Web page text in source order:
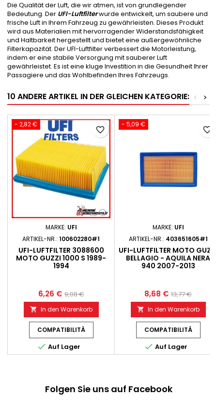
Die Qualität der Luft, die wir atmen, ist von grundlegender
Bedeutung. Der UFI-Luftfilterwurde entwickelt, um saubere und
frische Luft in Ihrem Fahrzeug zu gewährleisten. Dieses Produkt
wird aus Materialien mit hervorragender Widerstandsfähigkeit
und Haltbarkeit hergestellt und bietet eine außergewöhnliche
Filterkapazität. Der UFI-Luftfilter verbessert die Motorleistung,
indem er eine stabile Versorgung mit sauberer Luft
gewährleistet. Es ist eine kluge Investition in die Gesundheit Ihrer
Passagiere und das Wohlbefinden Ihres Fahrzeugs.
10 ANDERE ARTIKEL IN DER GLEICHEN KATEGORIE: >
<
- 2,82 €
MARKE: UFI
ARTIKEL-NR.: 100602280#1
UFI-LUFTFILTER 3088600
MOTO GUZZI 1000 S 1989-
1994
6,26 € 9,08 €
 In den Warenkorb
COMPATIBILITÀ
 Auf Lager
favorite_border
- 5,09 €
MARKE: UFI
ARTIKEL-NR.: 403651605#1
UFI-LUFTFILTER MOTO GUZZI
BELLAGIO - AQUILA NERA
940 2007-2013
8,68 € 13,77 €
 In den Warenkorb
COMPATIBILITÀ
 Auf Lager
favorite_border
Folgen Sie uns auf Facebook